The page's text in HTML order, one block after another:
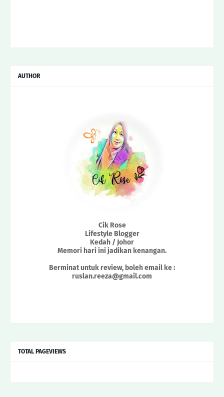
AUTHOR
Cik Rose
Lifestyle Blogger
Kedah / Johor
Memori hari ini jadikan kenangan.
Berminat untuk review, boleh email ke :
ruslan.reeza@gmail.com
TOTAL PAGEVIEWS